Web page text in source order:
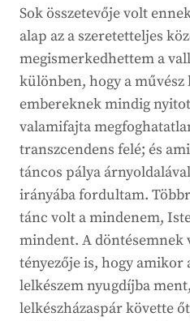
Sok összetevője volt
alap az a szeretetteljes
megismerkedhettem a
különben, hogy a művész
embereknek mindig
valamifajta
transzcendens felé; és
táncos pálya
irányába fordultam.
tánc volt a mindenem,
mindent. A döntésemnek
tényezője is, hogy
lelkészem nyugdíjba
lelkészházaspár követte